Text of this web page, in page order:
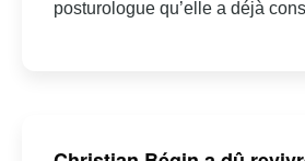
posturologue qu’elle a déjà